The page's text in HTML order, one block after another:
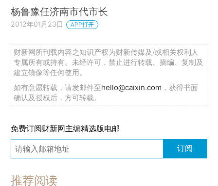
杨鲁豫任济南市代市长
2012年01月23日 APP打开
财新网所刊载内容之知识产权为财新传媒及/或相关权利人
专属所有或持有。未经许可，禁止进行转载、摘编、复制及
建立镜像等任何使用。
如有意愿转载，请发邮件至hello@caixin.com ，获得书面
确认及授权后，方可转载。
免费订阅财新网主编精选版电邮
订阅
推荐阅读